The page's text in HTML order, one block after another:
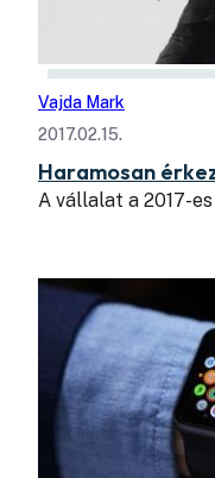
Vajda Mark
2017.02.15.
Haramosan
A vállalat a 2017-